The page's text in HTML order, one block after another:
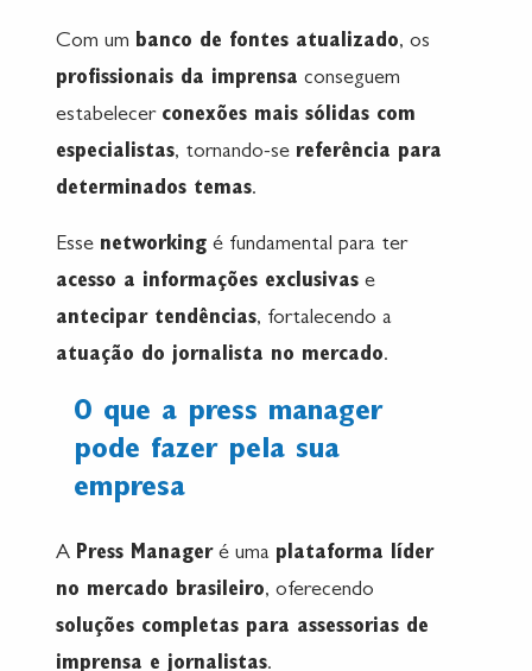
Com um banco de fontes atualizado, os
profissionais da imprensa conseguem
estabelecer conexões mais sólidas com
especialistas, tornando-se referência para
determinados temas.
Esse networking é fundamental para ter
acesso a informações exclusivas e
antecipar tendências, fortalecendo a
atuação do jornalista no mercado.
O que a press manager
pode fazer pela sua
empresa
A Press Manageré uma plataforma líder
no mercado brasileiro, oferecendo
soluções completas para assessorias de
imprensa e jornalistas.